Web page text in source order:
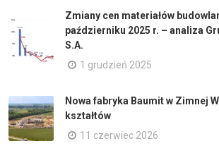
Zmiany cen materiałów
październiku 2025 r. – analiza
S.A.
1 grudzień 2025
Nowa fabryka Baumit w Zimnej
kształtów
11 czerwiec 2026